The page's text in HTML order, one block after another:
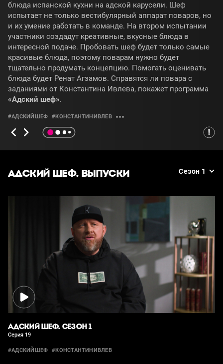
блюда испанской кухни на адской карусели. Шеф
испытает не только вестибулярный аппарат поваров, но
и их умение работать в команде. На втором испытании
участники создадут креативные, вкусные блюда в
интересной подаче. Пробовать шеф будет только самые
красивые блюда, поэтому поварам нужно будет
тщательно продумать концепцию. Помогать оценивать
блюда будет Ренат Агзамов. Справятся ли повара с
заданиями от Константина Ивлева, покажет программа
«Адский шеф».
#АДСКИЙШЕФ #КОНСТАНТИНИВЛЕВ
АДСКИЙ ШЕФ. ВЫПУСКИ Сезон 1
АДСКИЙ ШЕФ. СЕЗОН 1
Серия 19
#АДСКИЙШЕФ #КОНСТАНТИНИВЛЕВ